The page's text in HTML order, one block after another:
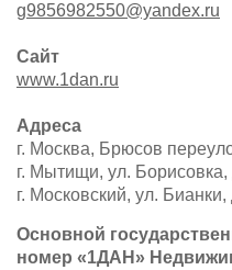
g9856982550@yandex.ru
Сайт
www.1dan.ru
Адреса
г. Москва, Брюсов
г. Мытищи, ул. Борисовка,
г. Московский, ул. Бианки,
Основной
номер «1ДАН»